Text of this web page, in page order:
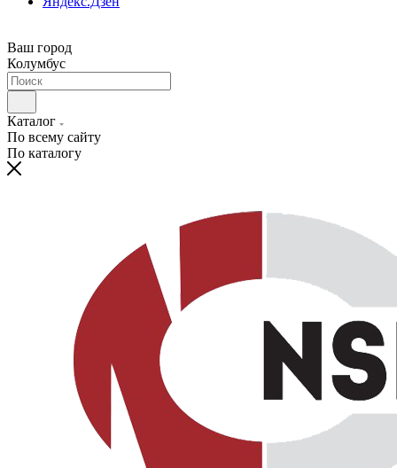
Ваш город
Колумбус
Каталог
По всему сайту
По каталогу